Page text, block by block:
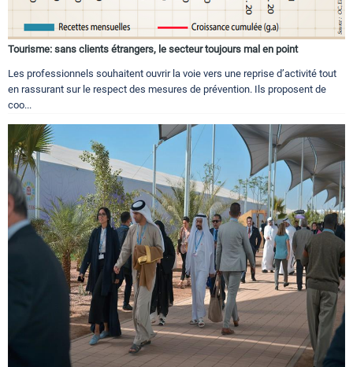
Tourisme: sans clients étrangers, le secteur toujours mal en point
Les professionnels souhaitent ouvrir la voie vers une reprise d’activité tout
en rassurant sur le respect des mesures de prévention. Ils proposent de
coo...